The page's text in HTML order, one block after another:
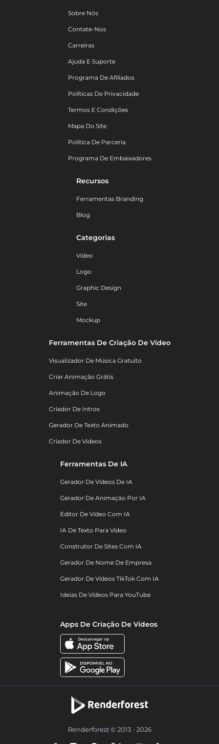
Sobre Nós
Contate-Nos
Carreiras
Ajuda E Suporte
Programa De Afiliados
Políticas De Privacidade
Termos E Condições
Mapa Do Site
Política De Parceria
Programa De Embaixadores
Recursos
Ferramentas Branding
Blog
Categorias
Vídeo
Logo
Graphic Design
Site
Mockup
Ferramentas De Criação De Vídeo
Visualizador De Música Gratuito
Criar Animação Grátis
Animação De Logo
Criador De Intros
Gerador De Texto Animado
Criador De Vídeos
Ferramentas De IA
Gerador De Vídeos De IA
Gerador De Animação Por IA
Editor De Vídeo Com IA
IA De Texto Para Vídeo
Construtor De Sites Com IA
Gerador De Nome De Empresa
Gerador De Vídeos TikTok Com IA
Ideias De Vídeos Para YouTube
Apps De Criação De Vídeos
Renderforest © 2013 - 2026